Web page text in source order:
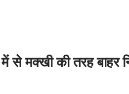
से मक्खी की तरह बाहर